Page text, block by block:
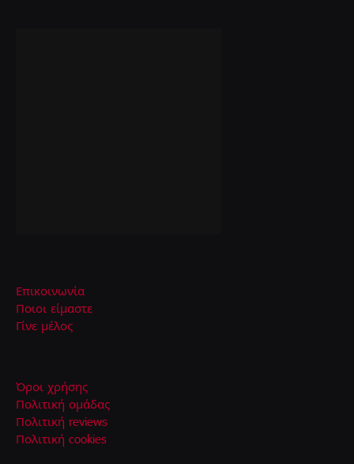
Επικοινωνία
Ποιοι είμαστε
Γίνε μέλος
Όροι χρήσης
Πολιτική ομάδας
Πολιτική reviews
Πολιτική cookies